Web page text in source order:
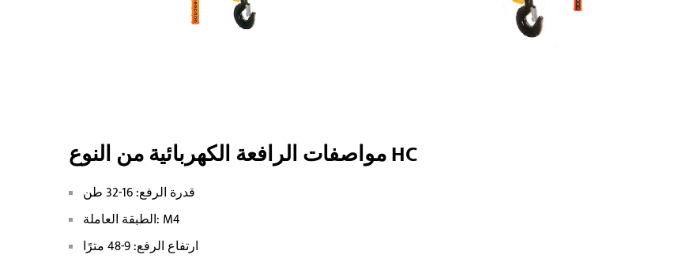
مواصفات الرافعة الكهربائية من النوع HC
قدرة الرفع: 16-32 طن
الطبقة العاملة: M4
ارتفاع الرفع: 9-48 مترًا